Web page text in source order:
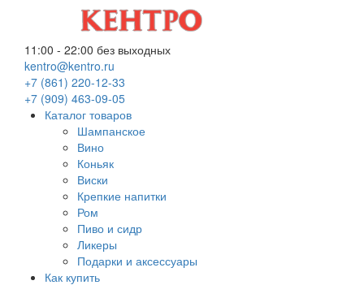
11:00 - 22:00 без выходных
kentro@kentro.ru
+7 (861) 220-12-33
+7 (909) 463-09-05
Каталог товаров
Шампанское
Вино
Коньяк
Виски
Крепкие напитки
Ром
Пиво и сидр
Ликеры
Подарки и аксессуары
Как купить